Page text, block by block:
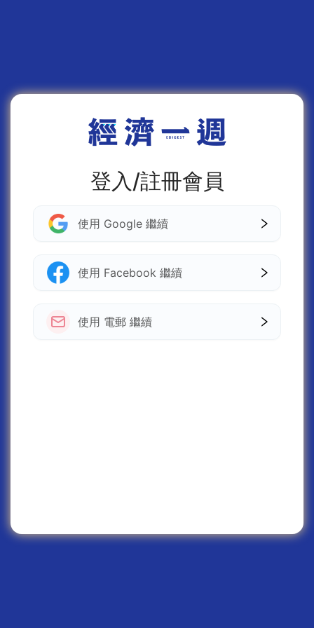
登入/註冊會員
使用 Google 繼續
使用 Facebook 繼續
使用 電郵 繼續